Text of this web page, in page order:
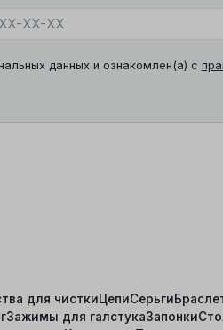
данных и ознакомлен(а) с
для чисткиЦепиСерьги
Зажимы для галстукаЗапонки